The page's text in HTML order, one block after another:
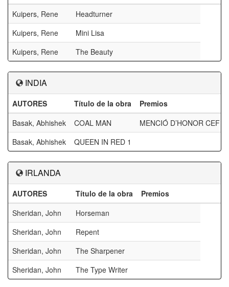
Kuipers, Rene
Headturner
Kuipers, Rene
Mini Lisa
Kuipers, Rene
The Beauty
INDIA
AUTORES Título de la obra
Premios
Basak, Abhishek
COAL MAN
MENCIÓ D’HONOR CEF
Basak, Abhishek
QUEEN IN RED 1
IRLANDA
AUTORES Título de la obra
Premios
Sheridan, John
Horseman
Sheridan, John
Repent
Sheridan, John
The Sharpener
Sheridan, John
The Type Writer